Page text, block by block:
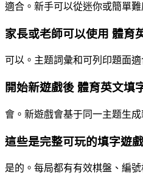
適合。新手可以從迷你或簡單
家長或老師可以使用 體育
可以。主题詞彙和可列印題面
開始新遊戲後 體育英文填
會。新遊戲會基于同一主题生
這些是完整可玩的填字遊
是的。每局都有有效棋盤、編